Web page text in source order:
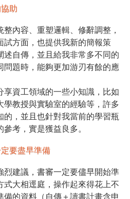
助
內容、重塑邏輯、修辭調整，
試方面，也提供我新的簡報策
述自傳，並且給我非常多不同的
問題時，能夠更加游刃有餘的應
享資工領域的一些小知識，比如
學教授與實驗室的經驗等，許多
的，並且也針對我當前的學習瓶
考，實是獲益良多。
要盡早準備
烈建議，書審一定要儘早開始準
式大相逕庭，操作起來得花上不
備的資料（自傳＋讀書計畫含申